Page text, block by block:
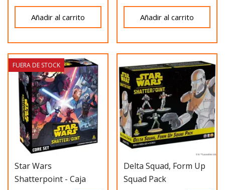
Añadir al carrito Añadir al carrito
Star Wars
Shatterpoint - Caja
FUERA DE STOCK
Delta Squad, Form Up
Squad Pack